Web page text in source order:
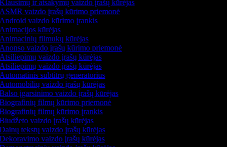
ir atsakymų vaizdo įrašų kūrėjas
vaizdo įrašų kūrimo priemonė
vaizdo kūrimo įrankis
kūrėjas
filmukų kūrėjas
vaizdo įrašų kūrimo priemonė
vaizdo įrašų kūrėjas
vaizdo įrašų kūrėjas
subtitrų generatorius
vaizdo įrašų kūrėjas
įgarsinimo vaizdo įrašų kūrėjas
filmų kūrimo priemonė
filmų kūrimo įrankis
vaizdo įrašų kūrėjas
tekstų vaizdo įrašų kūrėjas
vaizdo įrašų kūrėjas